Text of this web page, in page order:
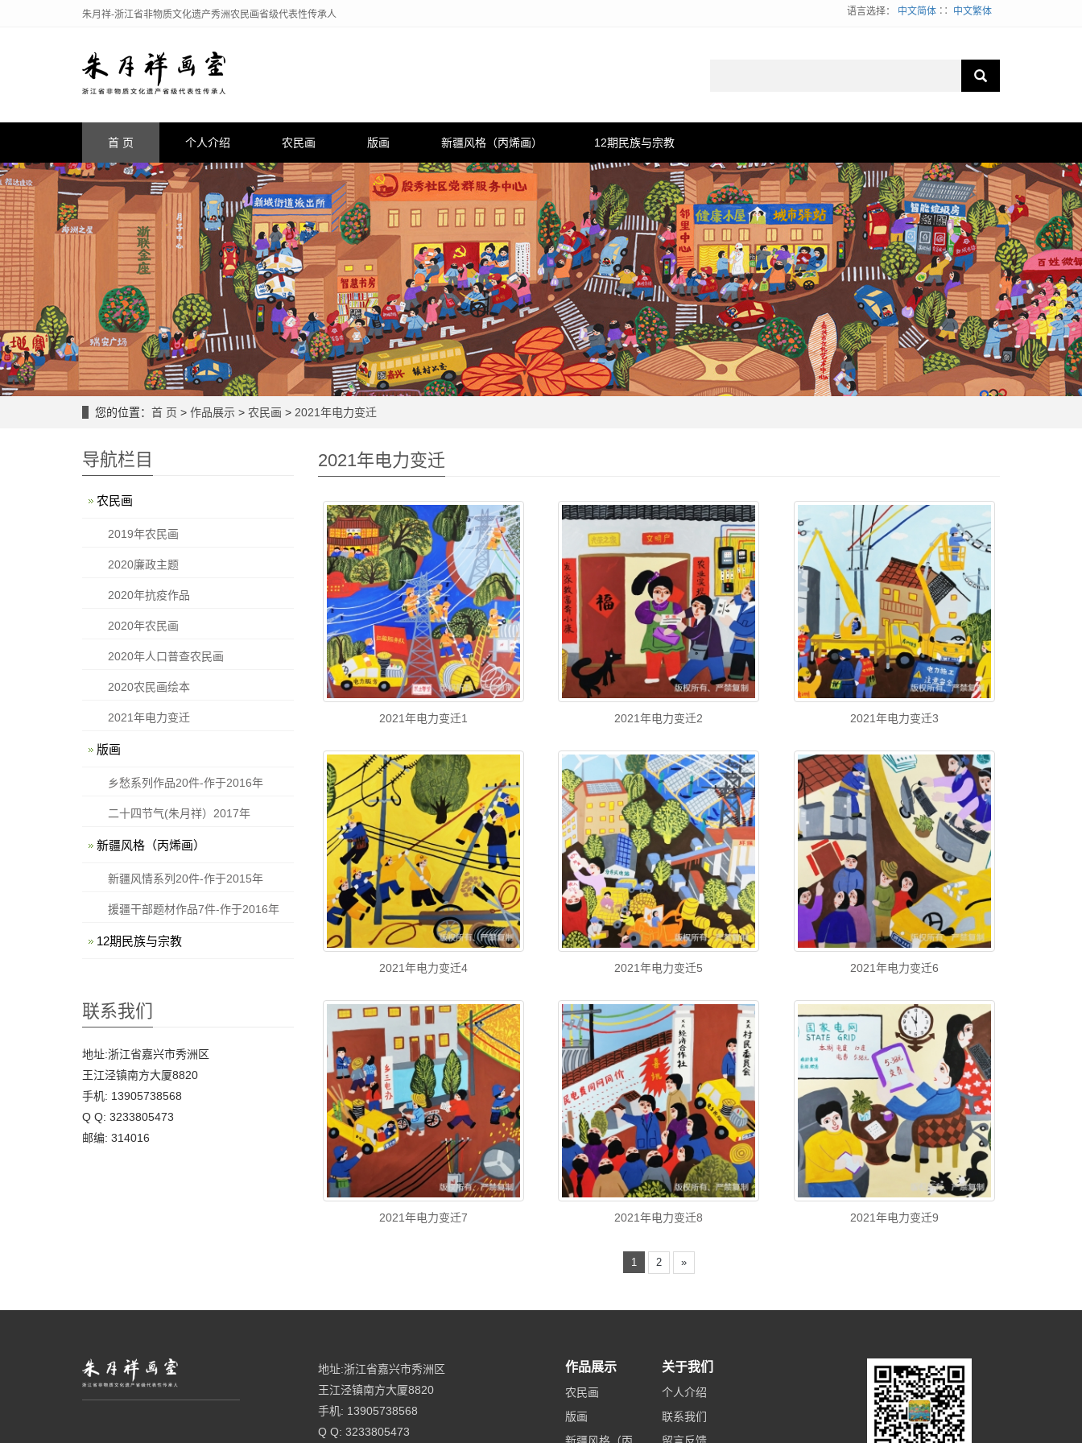
朱月祥-浙江省非物质文化遗产秀洲农民画省级代表性传承人 语言选择： 中文简体 ∷ 中文繁体
首 页 个人介绍 农民画 版画 新疆风格（丙烯画） 12期民族与宗教
您的位置： 首 页 > 作品展示 > 农民画 > 2021年电力变迁
2021年电力变迁
2021年电力变迁1 2021年电力变迁2 2021年电力变迁3
2021年电力变迁4 2021年电力变迁5 2021年电力变迁6
2021年电力变迁7 2021年电力变迁8 2021年电力变迁9
1 2 »
导航栏目
农民画
2019年农民画
2020廉政主题
2020年抗疫作品
2020年农民画
2020年人口普查农民画
2020农民画绘本
2021年电力变迁
版画
乡愁系列作品20件-作于2016年
二十四节气(朱月祥）2017年
新疆风格（丙烯画）
新疆风情系列20件-作于2015年
援疆干部题材作品7件-作于2016年
12期民族与宗教
联系我们
地址:浙江省嘉兴市秀洲区
王江泾镇南方大厦8820
手机: 13905738568
Q Q: 3233805473
邮编: 314016
地址:浙江省嘉兴市秀洲区
王江泾镇南方大厦8820
手机: 13905738568
Q Q: 3233805473
作品展示
农民画
版画
关于我们
个人介绍
联系我们